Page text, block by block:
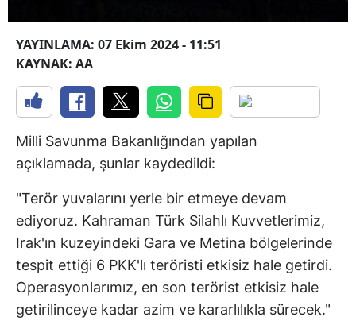
YAYINLAMA: 07 Ekim 2024 - 11:51
KAYNAK: AA
Milli Savunma Bakanlığından yapılan
açıklamada, şunlar kaydedildi:
"Terör yuvalarını yerle bir etmeye devam
ediyoruz. Kahraman Türk Silahlı Kuvvetlerimiz,
Irak'ın kuzeyindeki Gara ve Metina bölgelerinde
tespit ettiği 6 PKK'lı teröristi etkisiz hale getirdi.
Operasyonlarımız, en son terörist etkisiz hale
getirilinceye kadar azim ve kararlılıkla sürecek."